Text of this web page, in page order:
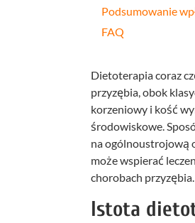
Podsumowanie
FAQ
Dietoterapia coraz
przyzębia, obok
korzeniowy i kość
środowiskowe.
na ogólnoustrojową
może wspierać
chorobach przyzębia.
Istota